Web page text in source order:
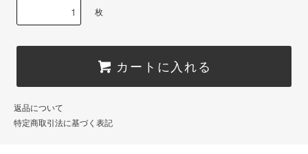
枚
カートに入れる
返品について
特定商取引法に基づく表記